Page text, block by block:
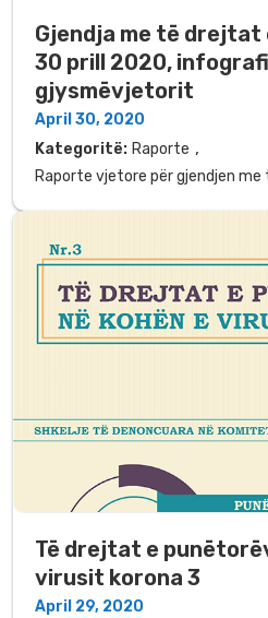
Gjendja me të drejtat
30 prill 2020,
gjysmëvjetorit
April 30, 2020
Kategoritë: Raporte ,
Raporte vjetore për gjendjen
Të drejtat e
virusit korona 3
April 29, 2020